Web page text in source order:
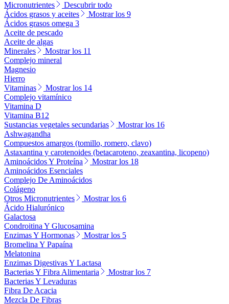
Micronutrientes
Descubrir todo
Ácidos grasos y aceites
Mostrar los 9
Ácidos grasos omega 3
Aceite de pescado
Aceite de algas
Minerales
Mostrar los 11
Complejo mineral
Magnesio
Hierro
Vitaminas
Mostrar los 14
Complejo vitamínico
Vitamina D
Vitamina B12
Sustancias vegetales secundarias
Mostrar los 16
Ashwagandha
Compuestos amargos (tomillo, romero, clavo)
Astaxantina y carotenoides (betacaroteno, zeaxantina, licopeno)
Aminoácidos Y Proteína
Mostrar los 18
Aminoácidos Esenciales
Complejo De Aminoácidos
Colágeno
Otros Micronutrientes
Mostrar los 6
Ácido Hialurónico
Galactosa
Condroitina Y Glucosamina
Enzimas Y Hormonas
Mostrar los 5
Bromelina Y Papaína
Melatonina
Enzimas Digestivas Y Lactasa
Bacterias Y Fibra Alimentaria
Mostrar los 7
Bacterias Y Levaduras
Fibra De Acacia
Mezcla De Fibras